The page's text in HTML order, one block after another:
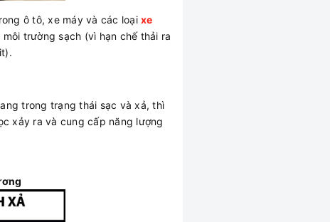
ô tô, xe máy và các loại xe
trường sạch (vì hạn chế thải ra
trong trạng thái sạc và xả, thì
xảy ra và cung cấp năng lượng